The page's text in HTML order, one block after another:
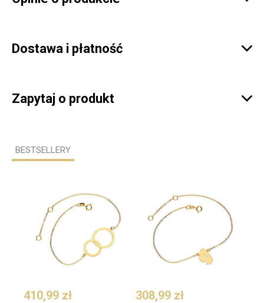
Dostawa i płatność 
Zapytaj o produkt 
BESTSELLERY
410,99 zł 308,99 zł